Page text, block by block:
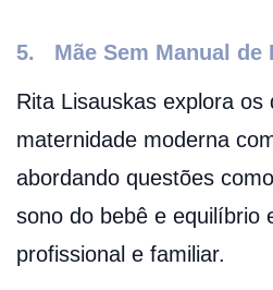
5. Mãe Sem Manual
Rita Lisauskas explora os
maternidade moderna
abordando questões
sono do bebê e equilíbrio
profissional e familiar.